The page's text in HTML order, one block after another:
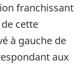
franchissant
cette
à gauche de
aux